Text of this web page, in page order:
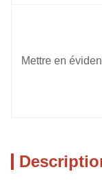
Mettre en